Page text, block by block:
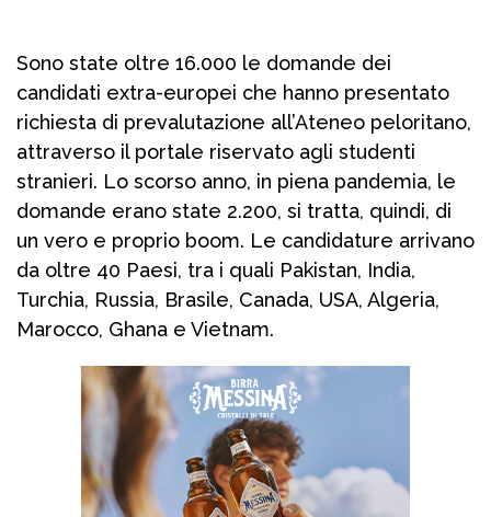
Sono state oltre 16.000 le domande dei
candidati extra-europei che hanno presentato
richiesta di prevalutazione all’Ateneo peloritano,
attraverso il portale riservato agli studenti
stranieri. Lo scorso anno, in piena pandemia, le
domande erano state 2.200, si tratta, quindi, di
un vero e proprio boom. Le candidature arrivano
da oltre 40 Paesi, tra i quali Pakistan, India,
Turchia, Russia, Brasile, Canada, USA, Algeria,
Marocco, Ghana e Vietnam.